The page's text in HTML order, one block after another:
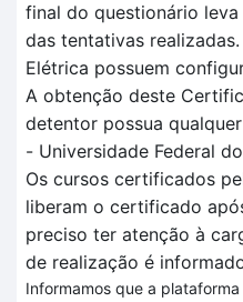
final do questionário
das tentativas realizadas
Elétrica possuem
A obtenção deste
detentor possua
- Universidade Federal
Os cursos certificados
liberam o certificado
preciso ter atenção à
de realização é
Informamos que a plataforma